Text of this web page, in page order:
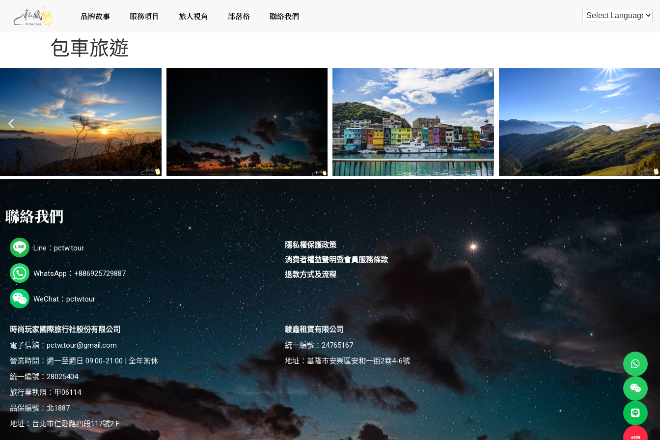
品牌故事 服務項目 旅人視角 部落格 聯絡我們
包車旅遊
聯絡我們
Line：pctw.tour
WhatsApp：+886925729887
WeChat：pctwtour
隱私權保護政策
消費者權益聲明暨會員服務條款
退款方式及流程
時尚玩家國際旅行社股份有限公司
電子信箱： pctw.tour@gmail.com
營業時間：週一至週日 09:00-21:00 | 全年無休
統一編號：28025404
旅行業執照：甲06114
品保編號：北1887
地址：台北市仁愛路四段117號2 F
駿鑫租賃有限公司
統一編號：24765167
地址：基隆市安樂區安和一街2巷4-6號